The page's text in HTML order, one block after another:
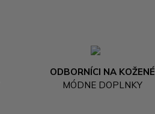
ODBORNÍCI NA KOŽENÉ
MÓDNE DOPLNKY